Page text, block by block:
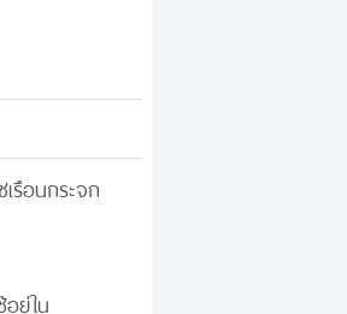
รือนกระจก
ยู่ใน